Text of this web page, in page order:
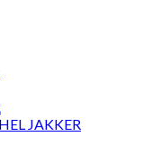
JAKKER